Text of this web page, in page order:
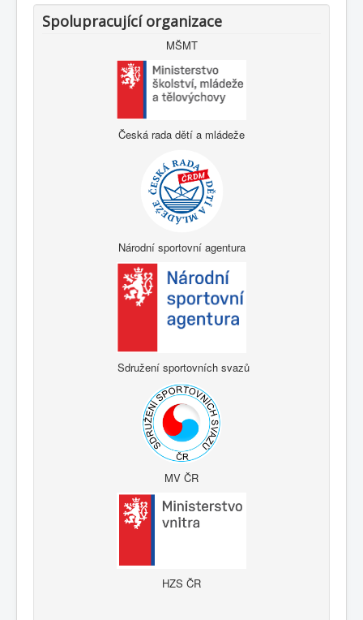
Spolupracující organizace
MŠMT
Česká rada dětí a mládeže
Národní sportovní agentura
Sdružení sportovních svazů
MV ČR
HZS ČR